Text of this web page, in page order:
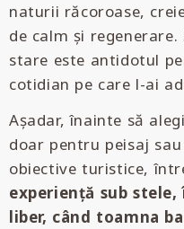
naturii răcoroase,
de calm și regenerare.
stare este antidotul
cotidian pe care l-ai
Așadar, înainte să
doar pentru peisaj
obiective turistice,
experiență sub
liber, când toamna